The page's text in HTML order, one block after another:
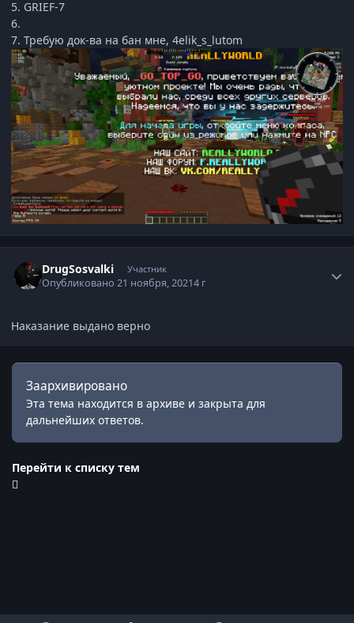
5. GRIEF-7
6.
7. Требую док-ва на бан мне, 4elik_s_lutom
DrugSosvalki Участник
Опубликовано21 ноября, 20214 г
Наказание выдано верно
Заархивировано
Эта тема находится в архиве и закрыта для
дальнейших ответов.
Перейти к списку тем